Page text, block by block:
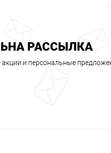
РАССЫЛКА
и персональные